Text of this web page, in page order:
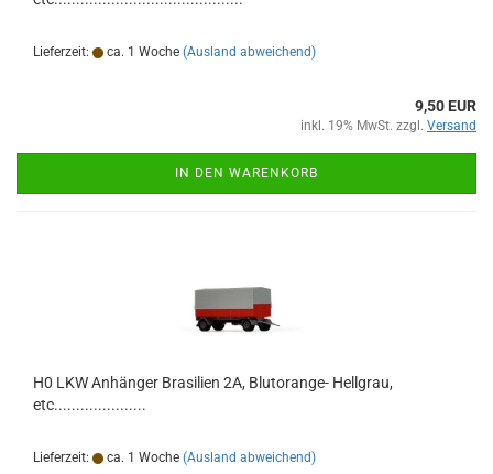
Lieferzeit: ca. 1 Woche (Ausland abweichend)
9,50 EUR
inkl. 19% MwSt. zzgl. Versand
IN DEN WARENKORB
H0 LKW Anhänger Brasilien 2A, Blutorange- Hellgrau,
etc.....................
Lieferzeit: ca. 1 Woche (Ausland abweichend)